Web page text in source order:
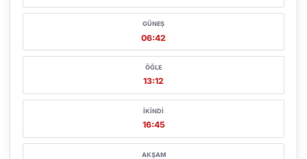
GÜNEŞ
06:42
ÖĞLE
13:12
İKINDI
16:45
AKŞAM